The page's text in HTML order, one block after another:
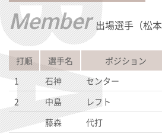
Member 出場選手（松本
打順 選手名 ポジション
1
石神 センター
2
中島 レフト
藤森
代打